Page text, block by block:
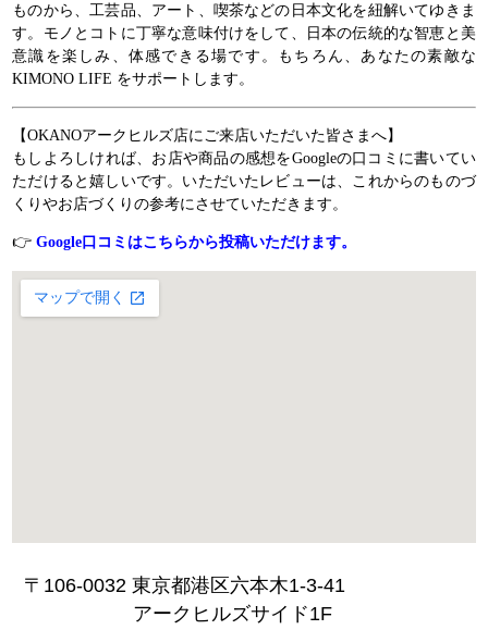
ものから、工芸品、アート、喫茶などの日本文化を紐解いてゆきま
す。モノとコトに丁寧な意味付けをして、日本の伝統的な智恵と美
意識を楽しみ、体感できる場です。もちろん、あなたの素敵な
KIMONO LIFE をサポートします。
【OKANOアークヒルズ店にご来店いただいた皆さまへ】
もしよろしければ、お店や商品の感想をGoogleの口コミに書いてい
ただけると嬉しいです。いただいたレビューは、これからのものづ
くりやお店づくりの参考にさせていただきます。
👉 Google口コミはこちらから投稿いただけます。
〒106-0032 東京都港区六本木1-3-41
アークヒルズサイド1F